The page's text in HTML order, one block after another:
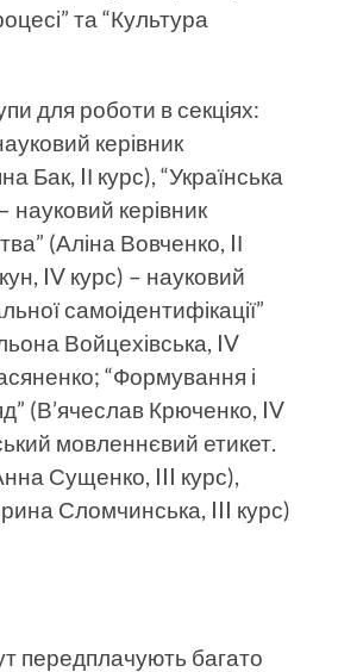
та “Культура
для роботи в секціях:
керівник
Бак, IІ курс), “Українська
науко­вий керівник
(Аліна Вовченко, IІ
IV курс) – науковий
самоідентифікації”
Войцехівська, IV
“Фор­мування і
(В’ячеслав Крюченко, IV
мовленнєвий етикет.
Сущенко, III курс),
Сломчинська, III курс)
передплачують багато